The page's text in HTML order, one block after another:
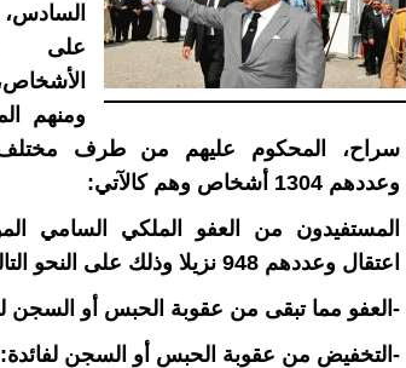
على
ومنهم
سراح، المحكوم عليهم من طرف مختلف
وعددهم 1304 أشخاص وهم كالآتي:
المستفيدون من العفو الملكي السامي
اعتقال وعددهم 948 نزيلا وذلك على النحو التالي:
-العفو مما تبقى من عقوبة الحبس أو السجن لفائدة:
-التخفيض من عقوبة الحبس أو السجن لفائدة: 915 نزيلا